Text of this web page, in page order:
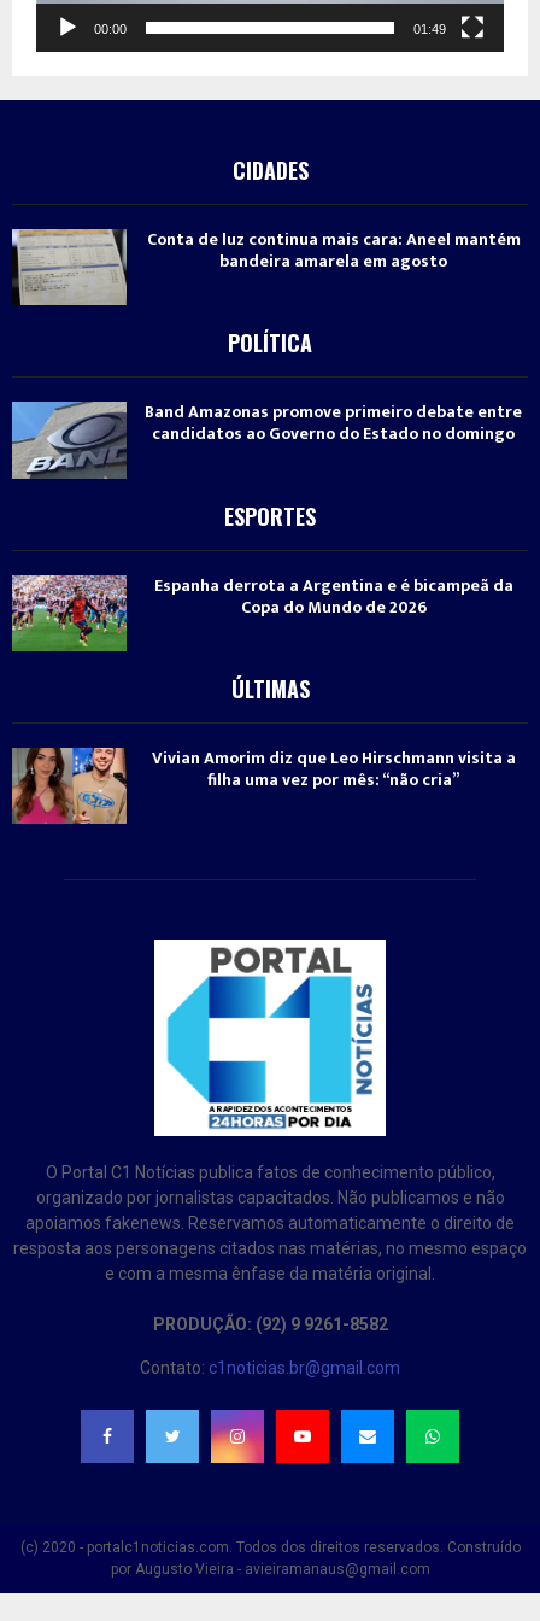
00:00 01:49
CIDADES
Conta de luz continua mais cara: Aneel mantém
bandeira amarela em agosto
POLÍTICA
Band Amazonas promove primeiro debate entre
candidatos ao Governo do Estado no domingo
ESPORTES
Espanha derrota a Argentina e é bicampeã da
Copa do Mundo de 2026
ÚLTIMAS
Vivian Amorim diz que Leo Hirschmann visita a
filha uma vez por mês: “não cria”
O Portal C1 Notícias publica fatos de conhecimento público,
organizado por jornalistas capacitados. Não publicamos e não
apoiamos fakenews. Reservamos automaticamente o direito de
resposta aos personagens citados nas matérias, no mesmo espaço
e com a mesma ênfase da matéria original.
PRODUÇÃO: (92) 9 9261-8582
Contato: c1noticias.br@gmail.com
(c) 2020 - portalc1noticias.com. Todos dos direitos reservados. Construído
por Augusto Vieira - avieiramanaus@gmail.com